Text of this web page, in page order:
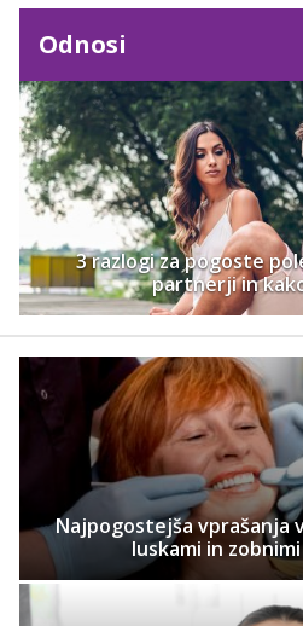
Odnosi
3 razlogi za pogoste
partnerji in
Najpogostejša vprašanja
luskami in